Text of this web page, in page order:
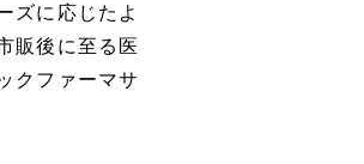
ズに応じたよ
販後に至る医
クファーマサ